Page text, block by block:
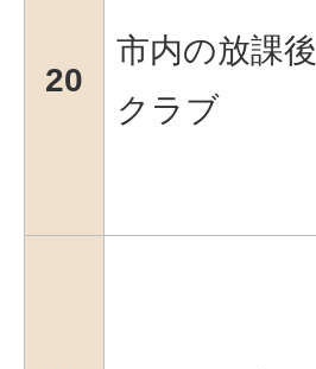
20
市内の放課
クラブ